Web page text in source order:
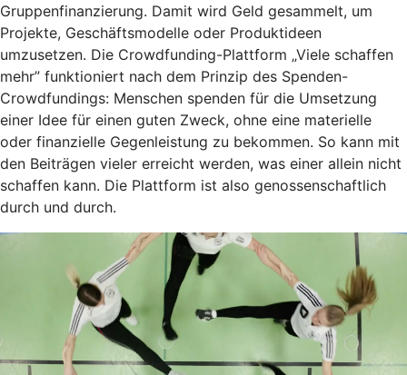
Gruppenfinanzierung. Damit wird Geld gesammelt, um
Projekte, Geschäftsmodelle oder Produktideen
umzusetzen. Die Crowdfunding-Plattform „Viele schaffen
mehr” funktioniert nach dem Prinzip des Spenden-
Crowdfundings: Menschen spenden für die Umsetzung
einer Idee für einen guten Zweck, ohne eine materielle
oder finanzielle Gegenleistung zu bekommen. So kann mit
den Beiträgen vieler erreicht werden, was einer allein nicht
schaffen kann. Die Plattform ist also genossenschaftlich
durch und durch.